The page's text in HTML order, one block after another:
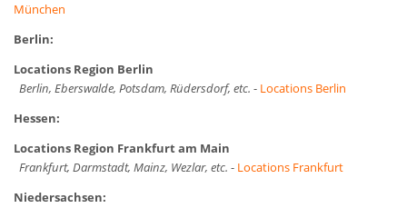
München
Berlin:
Locations Region Berlin
Berlin, Eberswalde, Potsdam, Rüdersdorf, etc. - Locations Berlin
Hessen:
Locations Region Frankfurt am Main
Frankfurt, Darmstadt, Mainz, Wezlar, etc. - Locations Frankfurt
Niedersachsen: